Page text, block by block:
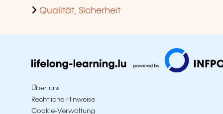
Qualität, Sicherheit
Über uns
Rechtliche Hinweise
Cookie-Verwaltung